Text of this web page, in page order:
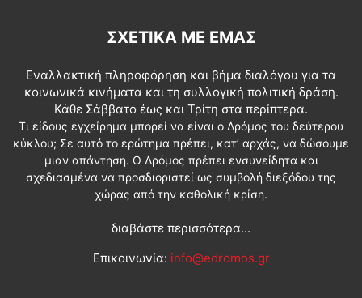
ΣΧΕΤΙΚΆ ΜΕ ΕΜΆΣ
Εναλλακτική πληροφόρηση και βήμα διαλόγου για τα
κοινωνικά κινήματα και τη συλλογική πολιτική δράση.
Κάθε Σάββατο έως και Τρίτη στα περίπτερα.
Τι είδους εγχείρημα μπορεί να είναι ο Δρόμος του δεύτερου
κύκλου; Σε αυτό το ερώτημα πρέπει, κατ’ αρχάς, να δώσουμε
μιαν απάντηση. Ο Δρόμος πρέπει ενσυνείδητα και
σχεδιασμένα να προσδιοριστεί ως συμβολή διεξόδου της
χώρας από την καθολική κρίση.
διαβάστε περισσότερα...
Επικοινωνία: info@edromos.gr